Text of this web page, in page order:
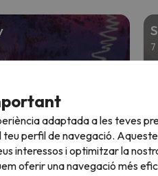
Des de
adaptada a les teves
perfil de navegació.
interessos i optimitzar la
oferir una navegació més